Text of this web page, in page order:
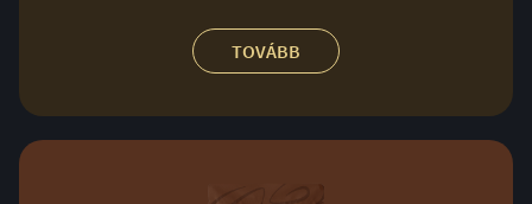
TOVÁBB